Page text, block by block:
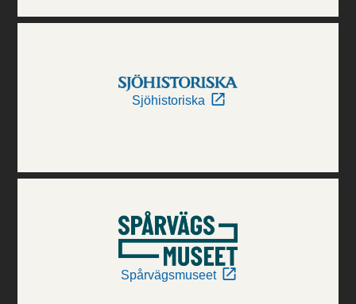
Sjöhistoriska
Spårvägsmuseet